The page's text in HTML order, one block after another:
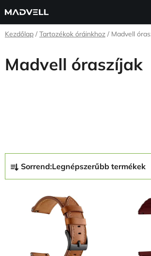
fő
tartalomhoz
Kezdőlap / Tartozékok óráinkhoz / Madvell
Madvell óraszíjak
r
Sorrend:Legnépszerűbb termékek